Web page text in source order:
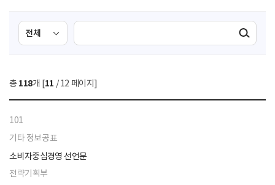
검
색
선
택
색
검색실행
총 118개 [11 / 12 페이지]
101
기타 정보공표
소비자중심경영 선언문
전략기획부